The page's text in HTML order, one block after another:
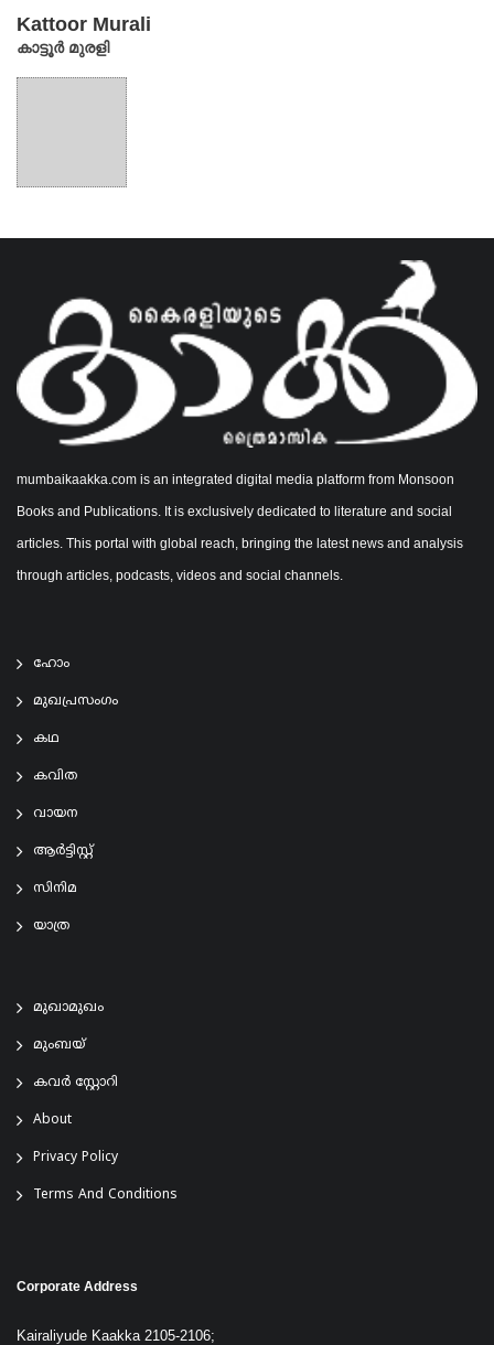
Kattoor Murali
കാട്ടൂര്‍ മുരളി
mumbaikaakka.com is an integrated digital media platform from Monsoon
Books and Publications. It is exclusively dedicated to literature and social
articles. This portal with global reach, bringing the latest news and analysis
through articles, podcasts, videos and social channels.
ഹോം
മുഖപ്രസംഗം
കഥ
കവിത
വായന
ആര്‍ട്ടിസ്റ്റ്
സിനിമ
യാത്ര
മുഖാമുഖം
മുംബയ്
കവർ സ്റ്റോറി
About
Privacy Policy
Terms And Conditions
Corporate Address
Kairaliyude Kaakka 2105-2106;